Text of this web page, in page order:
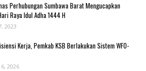
Perhubungan Sumbawa Barat Mengucapkan
Raya Idul Adha 1444 H
2023
Kerja, Pemkab KSB Berlakukan Sistem WFO-
2026